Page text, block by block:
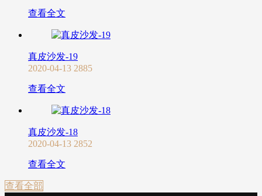
查看全文
真皮沙发-19
2020-04-13 2885
查看全文
真皮沙发-18
2020-04-13 2852
查看全文
查看全部